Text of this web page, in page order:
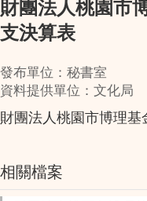
財團法人桃園市
支決算表
發布單位：秘書室
資料提供單位：文化局
財團法人桃園市博理
相關檔案